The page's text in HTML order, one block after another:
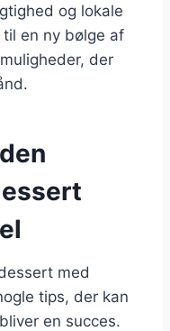
og lokale
en ny bølge af
der
med
tips, der kan
en succes.